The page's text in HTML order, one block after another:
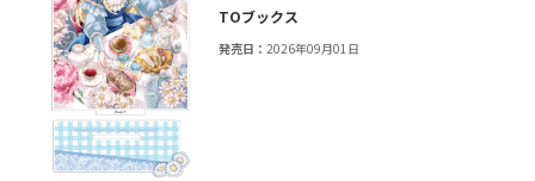
TOブックス
発売日：2026年09月01日